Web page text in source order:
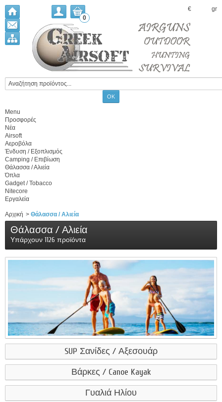
0
€ gr
Menu
Προσφορές
Νέα
Airsoft
Αεροβόλα
Ένδυση / Εξοπλισμός
Camping / Επιβίωση
Θάλασσα / Αλιεία
Όπλα
Gadget / Tobacco
Nitecore
Εργαλεία
Αρχική > Θάλασσα / Αλιεία
Θάλασσα / Αλιεία
Υπάρχουν 1126 προϊόντα
SUP Σανίδες / Αξεσουάρ
Βάρκες / Canoe Kayak
Γυαλιά Ηλίου